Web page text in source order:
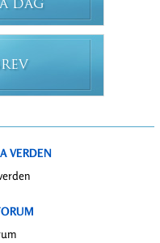
DAG
VERDEN